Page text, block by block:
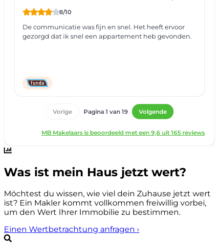
Was ist mein Haus jetzt wert?
Möchtest du wissen, wie viel dein Zuhause jetzt wert
ist? Ein Makler kommt vollkommen freiwillig vorbei,
um den Wert Ihrer Immobilie zu bestimmen.
Einen Wertbetrachtung anfragen ›